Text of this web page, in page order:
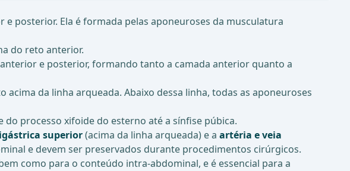
posterior. Ela é formada pelas aponeuroses da musculatura
do reto anterior.
e posterior, formando tanto a camada anterior quanto a
da linha arqueada. Abaixo dessa linha, todas as aponeuroses
processo xifoide do esterno até a sínfise púbica.
superior(acima da linha arqueada) e a artéria e veia
e devem ser preservados durante procedimentos cirúrgicos.
como para o conteúdo intra-abdominal, e é essencial para a